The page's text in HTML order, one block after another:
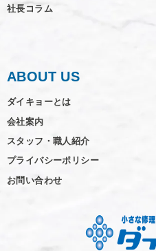
社長コラム
ABOUT US
ダイキョーとは
会社案内
スタッフ・職人紹介
プライバシーポリシー
お問い合わせ